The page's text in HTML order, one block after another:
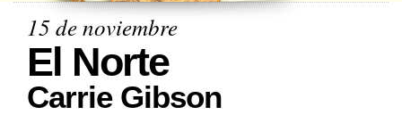
15 de noviembre
El Norte
Carrie Gibson